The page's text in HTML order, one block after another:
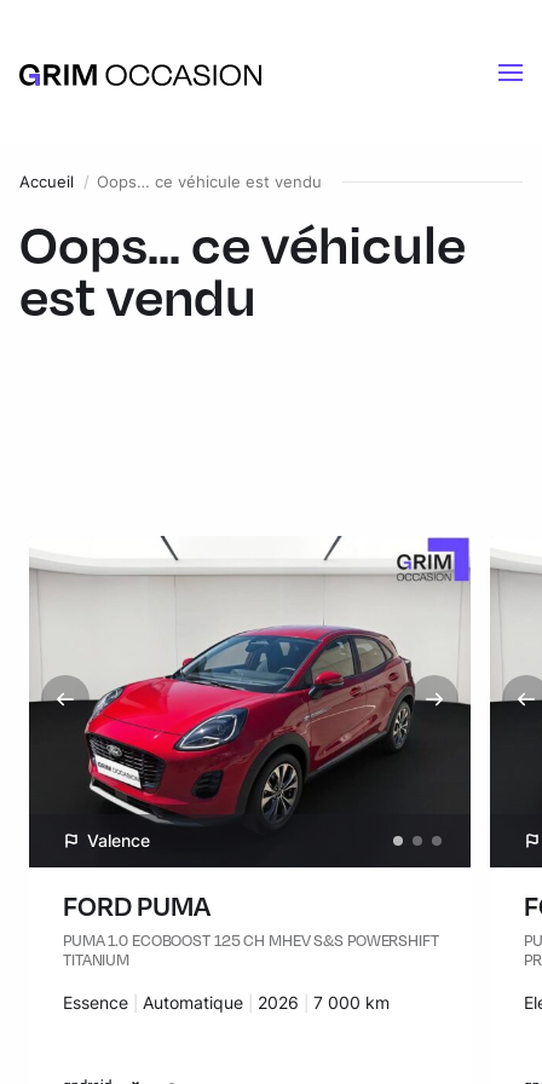
Accueil Oops… ce véhicule est vendu
Oops... ce véhicule
est vendu
Valence
FORD PUMA
PUMA 1.0 ECOBOOST 125 CH MHEV S&S POWERSHIFT
TITANIUM
Carburant :
Essence Transmission :
Automatique Années :
2026 Kilomètres :
7 000 km